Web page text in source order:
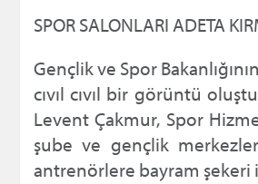
SPOR SALONLARI ADETA
Gençlik ve Spor
cıvıl cıvıl bir görüntü
Levent Çakmur, Spor
şube ve gençlik
antrenörlere bayram şekeri